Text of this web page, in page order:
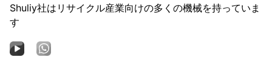
Shuliy社はリサイクル産業向けの多くの機械を持っていま
す